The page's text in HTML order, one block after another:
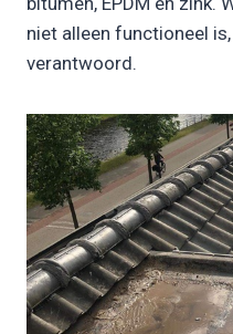
niet alleen functioneel
verantwoord.